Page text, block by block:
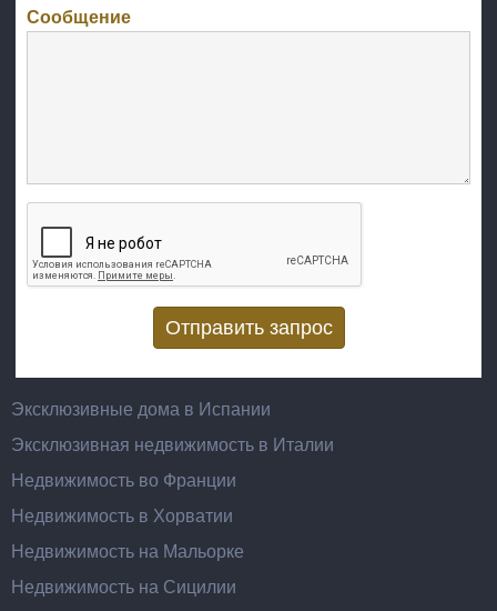
Сообщение
Вертикальные вкладки
Эксклюзивные дома в Испании
Эксклюзивная недвижимость в Италии
Недвижимость во Франции
Недвижимость в Хорватии
Недвижимость на Мальорке
Недвижимость на Сицилии